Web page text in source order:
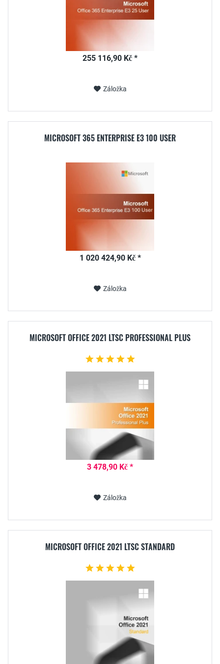
255 116,90 Kč *
Záložka
MICROSOFT 365 ENTERPRISE E3 100 USER
1 020 424,90 Kč *
Záložka
MICROSOFT OFFICE 2021 LTSC PROFESSIONAL PLUS
3 478,90 Kč *
Záložka
MICROSOFT OFFICE 2021 LTSC STANDARD